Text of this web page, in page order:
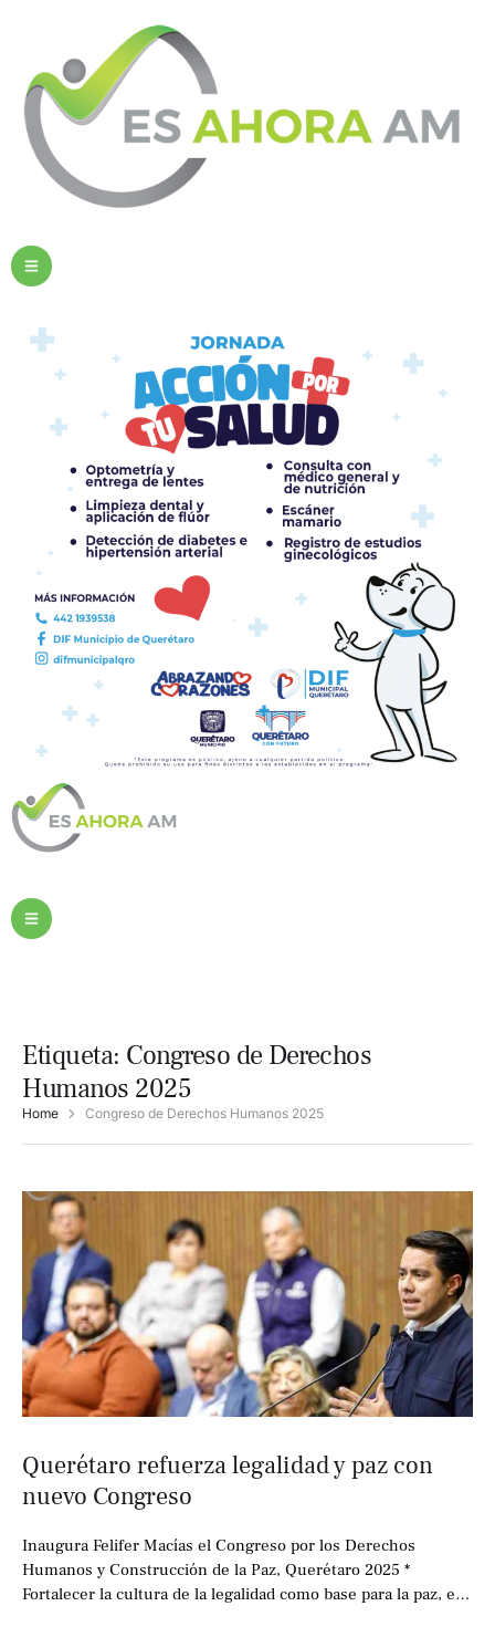
Etiqueta: Congreso de Derechos
Humanos 2025
Home Congreso de Derechos Humanos 2025
Querétaro refuerza legalidad y paz con
nuevo Congreso
Inaugura Felifer Macías el Congreso por los Derechos
Humanos y Construcción de la Paz, Querétaro 2025 *
Fortalecer la cultura de la legalidad como base para la paz, el